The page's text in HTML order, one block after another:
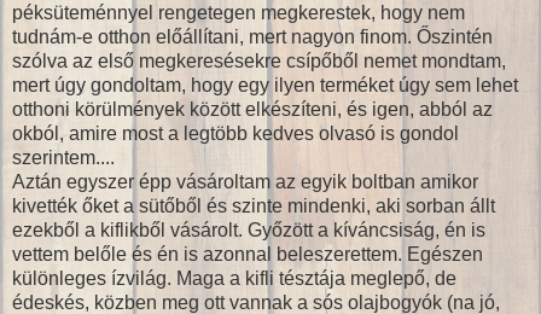
péksüteménnyel rengetegen megkerestek, hogy nem
tudnám-e otthon előállítani, mert nagyon finom. Őszintén
szólva az első megkeresésekre csípőből nemet mondtam,
mert úgy gondoltam, hogy egy ilyen terméket úgy sem lehet
otthoni körülmények között elkészíteni, és igen, abból az
okból, amire most a legtöbb kedves olvasó is gondol
szerintem....
Aztán egyszer épp vásároltam az egyik boltban amikor
kivették őket a sütőből és szinte mindenki, aki sorban állt
ezekből a kiflikből vásárolt. Győzött a kíváncsiság, én is
vettem belőle és én is azonnal beleszerettem. Egészen
különleges ízvilág. Maga a kifli tésztája meglepő, de
édeskés, közben meg ott vannak a sós olajbogyók (na jó,